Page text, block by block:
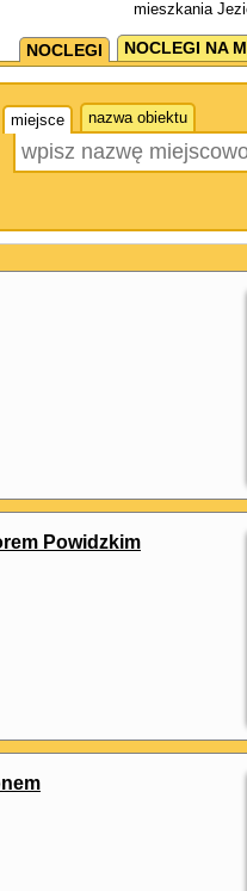
mieszkania
NOCLEGI NOCLEGI NA
miejsce nazwa obiektu
Powidzkim